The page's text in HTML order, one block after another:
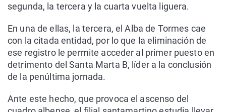
segunda, la tercera y la cuarta vuelta liguera.
En una de ellas, la tercera, el Alba de Tormes cae
con la citada entidad, por lo que la eliminación de
ese registro le permite acceder al primer puesto en
detrimento del Santa Marta B, líder a la conclusión
de la penúltima jornada.
Ante este hecho, que provoca el ascenso del